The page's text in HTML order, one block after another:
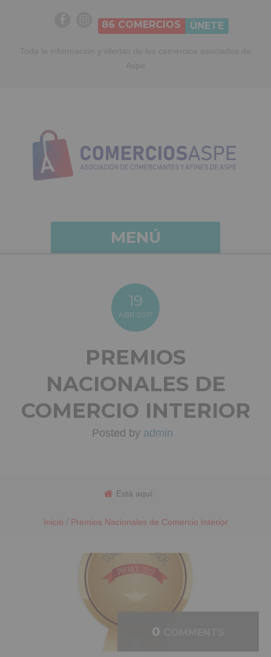
86 COMERCIOS ÚNETE
MENÚ
19
ABR 2017
PREMIOS
NACIONALES DE
COMERCIO INTERIOR
Posted by admin
Está aquí:
Inicio / Premios Nacionales de Comercio Interior
0